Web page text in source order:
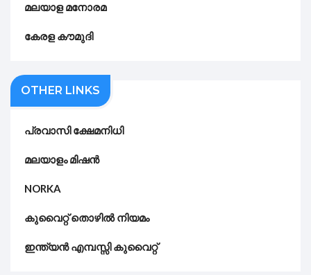
മലയാള മനോരമ
കേരള കൗമുദി
OTHER LINKS
പ്രവാസി ക്ഷേമനിധി
മലയാളം മിഷൻ
NORKA
കുവൈറ്റ് തൊഴിൽ നിയമം
ഇന്ത്യൻ എമ്പസ്സി കുവൈറ്റ്